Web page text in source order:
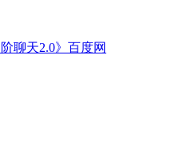
聊天2.0》百度网